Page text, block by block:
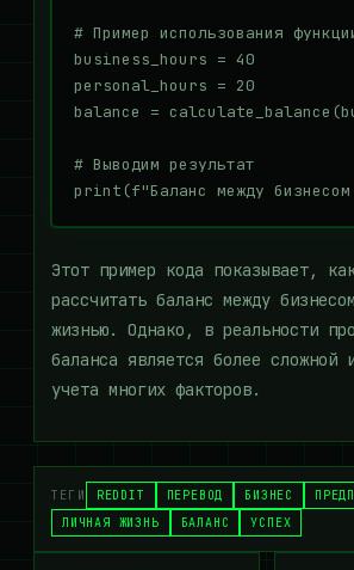
# Пример использования
business_hours = 40
personal_hours = 20
balance =
# Выводим результат
Этот пример кода показывает,
рассчитать баланс между
жизнью. Однако, в реальности
баланса является более сложной
учета многих факторов.
ТЕГИ REDDIT ПЕРЕВОД БИЗНЕС
ЛИЧНАЯ ЖИЗНЬ
БАЛАНС УСПЕХ